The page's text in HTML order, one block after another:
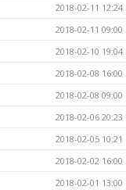
2018-02-11 12:24
2018-02-11 09:00
2018-02-10 19:04
2018-02-08 16:00
2018-02-08 09:00
2018-02-06 20:23
2018-02-05 10:21
2018-02-02 16:00
2018-02-01 13:00